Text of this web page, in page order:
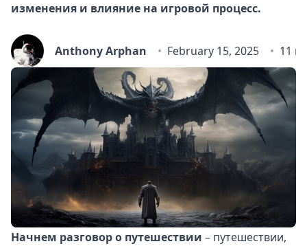
изменения и влияние на игровой процесс.
Anthony Arphan February 15, 2025 11
Начнем разговор о путешествии – путешествии,